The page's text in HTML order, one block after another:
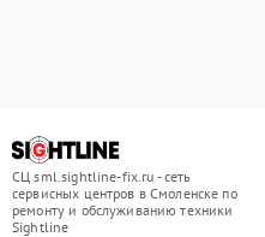
СЦ sml.sightline-fix.ru - сеть
сервисных центров в Смоленске по
ремонту и обслуживанию техники
Sightline